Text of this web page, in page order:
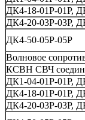
ДК4-18-01Р-01Р,
ДК4-20-03Р-03Р,
ДК4-50-05Р-05Р
Волновое
КСВН СВЧ
ДК1-04-01Р-01Р,
ДК4-18-01Р-01Р,
ДК4-20-03Р-03Р,